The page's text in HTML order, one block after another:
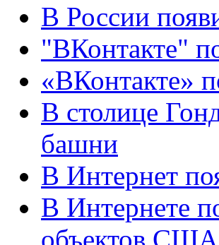
В России
"ВКонтакте"
«ВКонтакте»
В столице
башни
В Интернет
В Интернете
объектов США